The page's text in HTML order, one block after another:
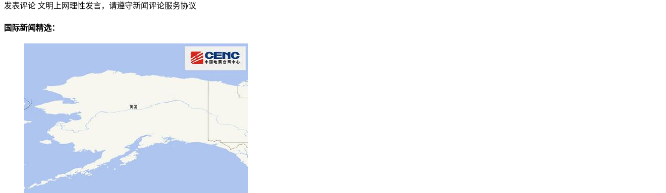
发表评论 文明上网理性发言，请遵守新闻评论服务协议
国际新闻精选：